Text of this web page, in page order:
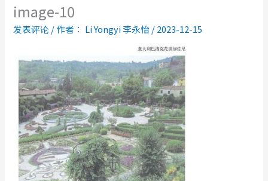
image-10
发表评论/ 作者： Li Yongyi 李永怡/2023-12-15